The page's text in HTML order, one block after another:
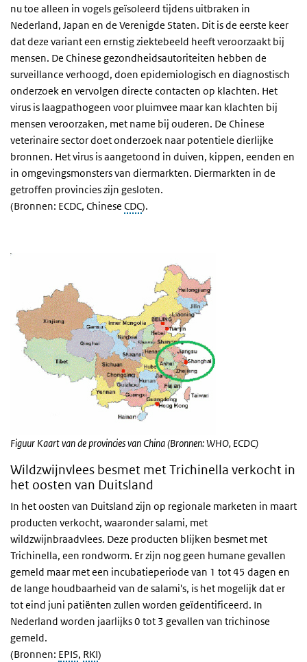
nu toe alleen in vogels geïsoleerd tijdens uitbraken in
Nederland, Japan en de Verenigde Staten. Dit is de eerste keer
dat deze variant een ernstig ziektebeeld heeft veroorzaakt bij
mensen. De Chinese gezondheidsautoriteiten hebben de
surveillance verhoogd, doen epidemiologisch en diagnostisch
onderzoek en vervolgen directe contacten op klachten. Het
virus is laagpathogeen voor pluimvee maar kan klachten bij
mensen veroorzaken, met name bij ouderen. De Chinese
veterinaire sector doet onderzoek naar potentiele dierlijke
bronnen. Het virus is aangetoond in duiven, kippen, eenden en
in omgevingsmonsters van diermarkten. Diermarkten in de
getroffen provincies zijn gesloten.
(Bronnen: ECDC, Chinese CDC).
Figuur Kaart van de provincies van China (Bronnen: WHO, ECDC)
Wildzwijnvlees besmet met Trichinella verkocht in
het oosten van Duitsland
In het oosten van Duitsland zijn op regionale marketen in maart
producten verkocht, waaronder salami, met
wildzwijnbraadvlees. Deze producten blijken besmet met
Trichinella, een rondworm. Er zijn nog geen humane gevallen
gemeld maar met een incubatieperiode van 1 tot 45 dagen en
de lange houdbaarheid van de salami's, is het mogelijk dat er
tot eind juni patiënten zullen worden geïdentificeerd. In
Nederland worden jaarlijks 0 tot 3 gevallen van trichinose
gemeld.
(Bronnen: EPIS, RKI)